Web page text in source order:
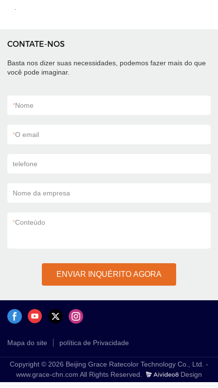
CONTATE-NOS
Basta nos dizer suas necessidades, podemos fazer mais do que
você pode imaginar.
*Nome
*O email
telefone
Nome da empresa
*Conteúdo
ENVIAR INQUÉRITO AGORA
Mapa do site política de Privacidade
Copyright © 2026 Beijing Grace Ratecolor Technology Co., Ltd. -
www.grace-chn.com All Rights Reserved.
Design